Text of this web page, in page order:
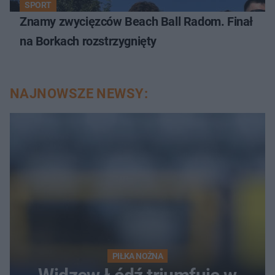
SPORT
Znamy zwycięzców Beach Ball Radom. Finał
na Borkach rozstrzygnięty
NAJNOWSZE NEWSY:
PIŁKA NOŻNA